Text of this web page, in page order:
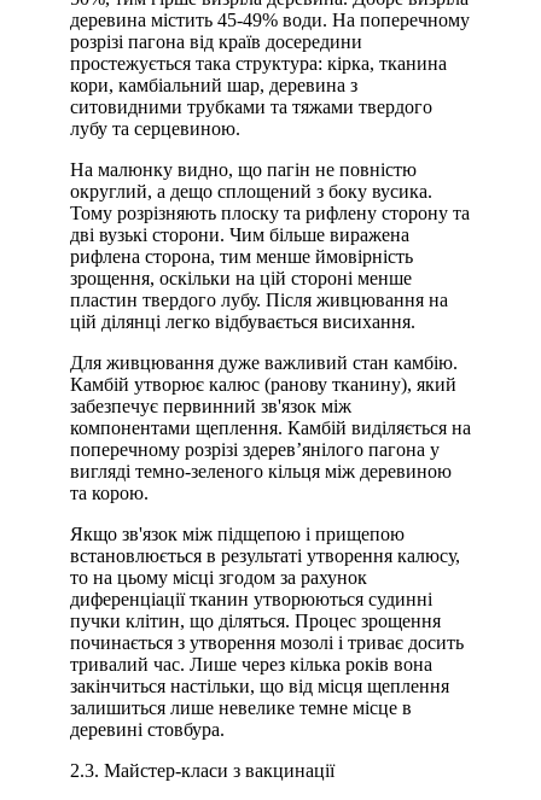
деревина містить 45-49% води. На поперечному
розрізі пагона від країв досередини
простежується така структура: кірка, тканина
кори, камбіальний шар, деревина з
ситовидними трубками та тяжами твердого
лубу та серцевиною.
На малюнку видно, що пагін не повністю
округлий, а дещо сплощений з боку вусика.
Тому розрізняють плоску та рифлену сторону та
дві вузькі сторони. Чим більше виражена
рифлена сторона, тим менше ймовірність
зрощення, оскільки на цій стороні менше
пластин твердого лубу. Після живцювання на
цій ділянці легко відбувається висихання.
Для живцювання дуже важливий стан камбію.
Камбій утворює калюс (ранову тканину), який
забезпечує первинний зв'язок між
компонентами щеплення. Камбій виділяється на
поперечному розрізі здерев’янілого пагона у
вигляді темно-зеленого кільця між деревиною
та корою.
Якщо зв'язок між підщепою і прищепою
встановлюється в результаті утворення калюсу,
то на цьому місці згодом за рахунок
диференціації тканин утворюються судинні
пучки клітин, що діляться. Процес зрощення
починається з утворення мозолі і триває досить
тривалий час. Лише через кілька років вона
закінчиться настільки, що від місця щеплення
залишиться лише невелике темне місце в
деревині стовбура.
2.3. Майстер-класи з вакцинації